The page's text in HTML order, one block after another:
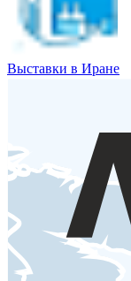
Выставки в Иране